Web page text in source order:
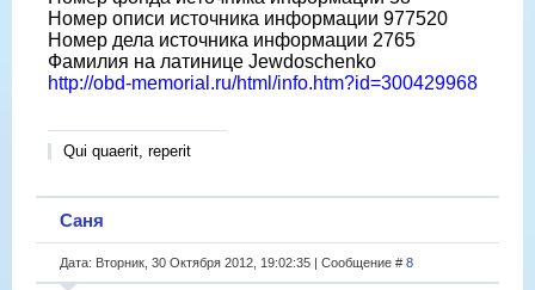
Номер описи источника информации 977520
Номер дела источника информации 2765
Фамилия на латинице Jewdoschenko
http://obd-memorial.ru/html/info.htm?id=300429968
Qui quaerit, reperit
Саня
Дата: Вторник, 30 Октября 2012, 19:02:35 | Сообщение # 8